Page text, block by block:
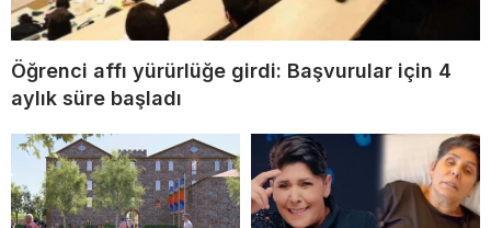
Öğrenci affı yürürlüğe girdi: Başvurular için 4
aylık süre başladı